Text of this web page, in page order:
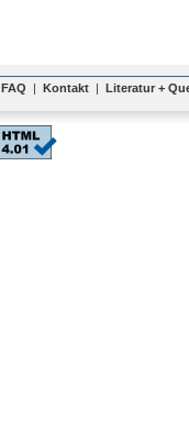
FAQ | Kontakt | Literatur +